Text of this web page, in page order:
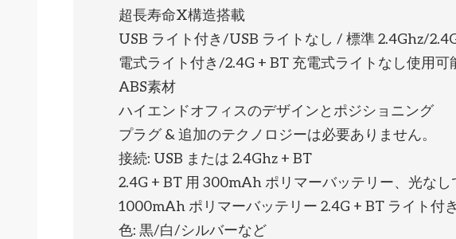
超長寿命X構造搭載
USB ライト付き/USB ライトなし / 標準 2.4Ghz/
電式ライト付き/2.4G + BT 充電式ライトなし使用可
ABS素材
ハイエンドオフィスのデザインとポジショニング
プラグ & 追加のテクノロジーは必要ありません。
接続: USB または 2.4Ghz + BT
2.4G + BT 用 300mAh ポリマーバッテリー、光なし
1000mAh ポリマーバッテリー 2.4G + BT ライト付
色: 黒/白/シルバーなど